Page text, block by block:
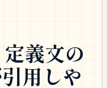
義文の
用しや